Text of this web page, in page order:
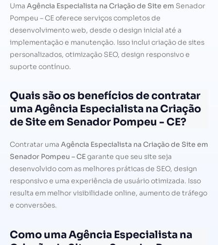
Uma Agência Especialista na Criação de Site em Senador
Pompeu – CE oferece serviços completos de
desenvolvimento web, desde o design inicial até a
implementação e manutenção. Isso inclui criação de sites
personalizados, otimização SEO, design responsivo e
suporte contínuo.
Quais são os benefícios de contratar
uma Agência Especialista na Criação
de Site em Senador Pompeu - CE?
Contratar uma Agência Especialista na Criação de Site em
Senador Pompeu – CEgarante que seu site seja
desenvolvido com as melhores práticas de SEO, design
responsivo e uma experiência de usuário otimizada. Isso
resulta em melhor visibilidade online, aumento de tráfego
e conversões.
Como uma Agência Especialista na